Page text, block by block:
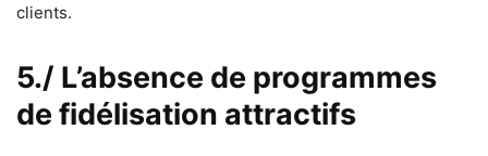
clients.
5./ L’absence de programmes
de fidélisation attractifs